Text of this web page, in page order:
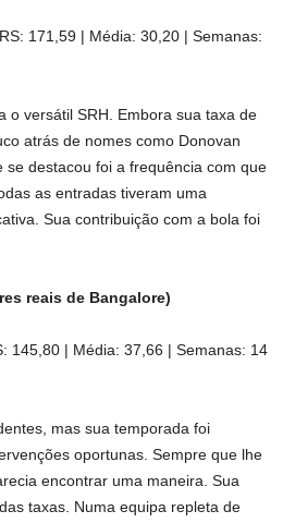
171,59 | Média: 30,20 | Semanas:
o versátil SRH. Embora sua taxa de
atrás de nomes como Donovan
se destacou foi a frequência com que
as entradas tiveram uma
Sua contribuição com a bola foi
reais de Bangalore)
145,80 | Média: 37,66 | Semanas: 14
mas sua temporada foi
oportunas. Sempre que lhe
encontrar uma maneira. Sua
taxas. Numa equipa repleta de